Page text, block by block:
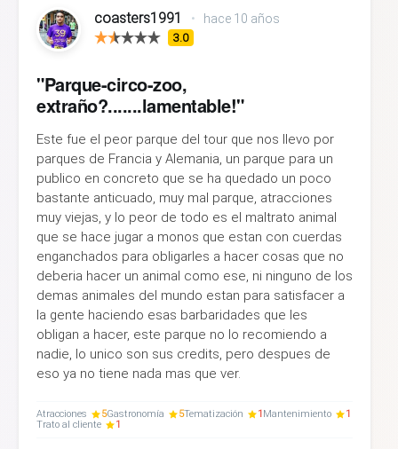
coasters1991 • hace 10 años
3.0
"Parque-circo-zoo,
extraño?.......lamentable!"
Este fue el peor parque del tour que nos llevo por
parques de Francia y Alemania, un parque para un
publico en concreto que se ha quedado un poco
bastante anticuado, muy mal parque, atracciones
muy viejas, y lo peor de todo es el maltrato animal
que se hace jugar a monos que estan con cuerdas
enganchados para obligarles a hacer cosas que no
deberia hacer un animal como ese, ni ninguno de los
demas animales del mundo estan para satisfacer a
la gente haciendo esas barbaridades que les
obligan a hacer, este parque no lo recomiendo a
nadie, lo unico son sus credits, pero despues de
eso ya no tiene nada mas que ver.
Atracciones 5Gastronomía 5Tematización 1 Mantenimiento
1
Trato al cliente
1